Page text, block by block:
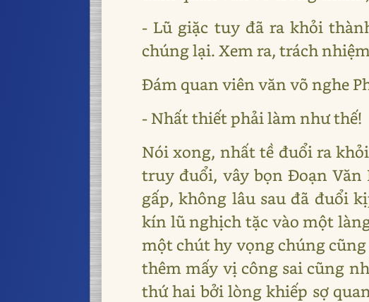
- Lũ giặc tuy đã ra khỏi
chúng lại. Xem ra, trách
Đám quan viên văn võ nghe
- Nhất thiết phải làm như thế!
Nói xong, nhất tề đuổi ra
truy đuổi, vây bọn Đoạn
gấp, không lâu sau đã đuổi
kín lũ nghịch tặc vào một
một chút hy vọng chúng
thêm mấy vị công sai cũng
thứ hai bởi lòng khiếp sợ